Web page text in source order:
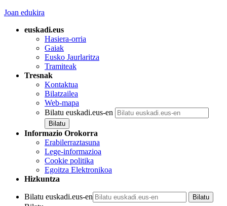
Joan edukira
euskadi.eus
Hasiera-orria
Gaiak
Eusko Jaurlaritza
Tramiteak
Tresnak
Kontaktua
Bilatzailea
Web-mapa
Bilatu euskadi.eus-en
Informazio Orokorra
Erabilerraztasuna
Lege-informazioa
Cookie politika
Egoitza Elektronikoa
Hizkuntza
Bilatu euskadi.eus-en